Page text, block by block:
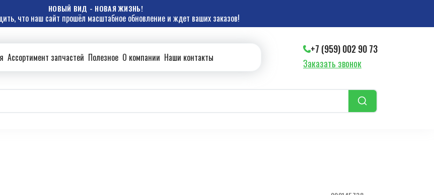
НОВЫЙ ВИД - НОВАЯ ЖИЗНЬ!
что наш сайт прошёл масштабное обновление и ждет ваших заказов!
Ассортимент запчастей Полезное О компании Наши контакты
+7 (959) 002 90 73
Заказать звонок